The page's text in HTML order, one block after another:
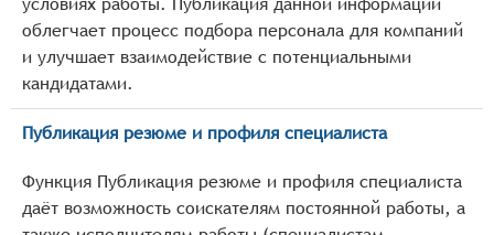
облегчает процесс подбора персонала для компаний
и улучшает взаимодействие с потенциальными
кандидатами.
Публикация резюме и профиля специалиста
Функция Публикация резюме и профиля специалиста
даёт возможность соискателям постоянной работы, а